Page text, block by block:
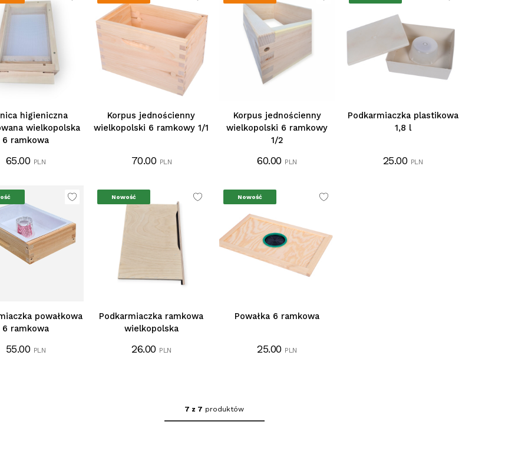
higieniczna
wielkopolska
6 ramkowa
65.00 PLN
Korpus jednościenny
wielkopolski 6 ramkowy 1/1
70.00 PLN
Korpus jednościenny
wielkopolski 6 ramkowy
1/2
60.00 PLN
Podkarmiaczka plastikowa
1,8 l
25.00 PLN
powałkowa
6 ramkowa
55.00 PLN
Nowość
Podkarmiaczka ramkowa
wielkopolska
26.00 PLN
Nowość
Powałka 6 ramkowa
25.00 PLN
7 z 7 produktów